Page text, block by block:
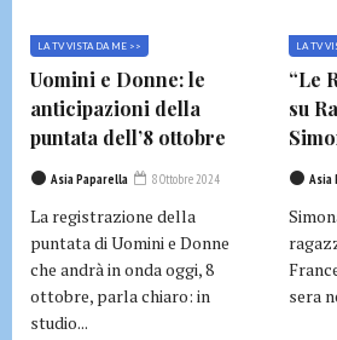
LA TV VISTA DA ME >>
Uomini e Donne: le
anticipazioni della
puntata dell’8 ottobre
Asia Paparella 8 Ottobre 2024
La registrazione della
puntata di Uomini e Donne
che andrà in onda oggi, 8
ottobre, parla chiaro: in
studio...
LA TV
“Le
su
Asia
sera